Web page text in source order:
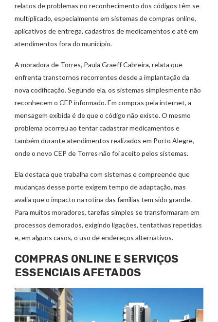
relatos de problemas no reconhecimento dos códigos têm se
multiplicado, especialmente em sistemas de compras online,
aplicativos de entrega, cadastros de medicamentos e até em
atendimentos fora do município.
A moradora de Torres, Paula Graeff Cabreira, relata que
enfrenta transtornos recorrentes desde a implantação da
nova codificação. Segundo ela, os sistemas simplesmente não
reconhecem o CEP informado. Em compras pela internet, a
mensagem exibida é de que o código não existe. O mesmo
problema ocorreu ao tentar cadastrar medicamentos e
também durante atendimentos realizados em Porto Alegre,
onde o novo CEP de Torres não foi aceito pelos sistemas.
Ela destaca que trabalha com sistemas e compreende que
mudanças desse porte exigem tempo de adaptação, mas
avalia que o impacto na rotina das famílias tem sido grande.
Para muitos moradores, tarefas simples se transformaram em
processos demorados, exigindo ligações, tentativas repetidas
e, em alguns casos, o uso de endereços alternativos.
COMPRAS ONLINE E SERVIÇOS
ESSENCIAIS AFETADOS